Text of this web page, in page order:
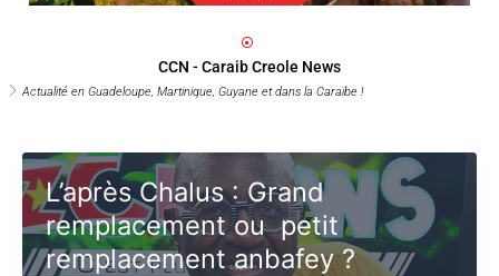
Actualité en Guadeloupe, Martinique, Guyane et dans la Caraïbe !
CCN - Caraib Creole News
L’après Chalus : Grand
remplacement ou petit
remplacement anbafey ?